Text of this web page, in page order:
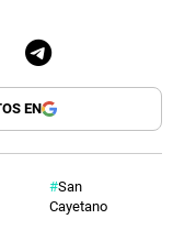
EN
San
Cayetano